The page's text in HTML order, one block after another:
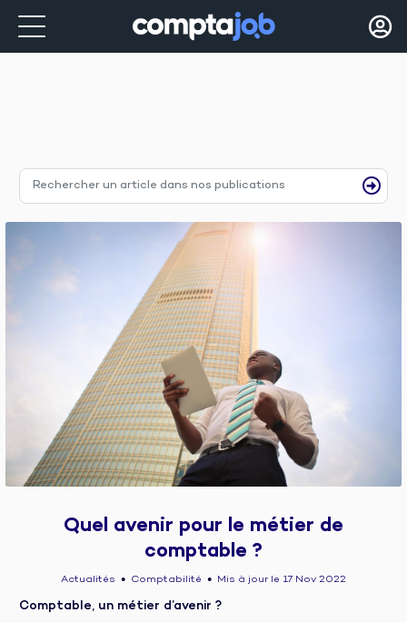
Quel avenir pour le métier de
comptable ?
Actualités ● Comptabilité ● Mis à jour le 17 Nov 2022
Comptable, un métier d’avenir ?